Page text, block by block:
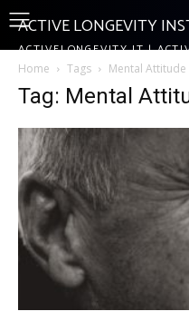
ACTIVE LONGEVITY
ACTIVELONGEVITY.IT |
Home Tags Mental Attitude
Tag: Mental